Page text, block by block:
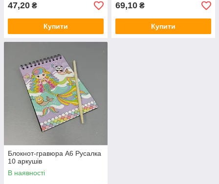
47,20 ₴
Купити
69,10 ₴
Купити
Блокнот-гравюра А6 Русалка
10 аркушів
В наявності